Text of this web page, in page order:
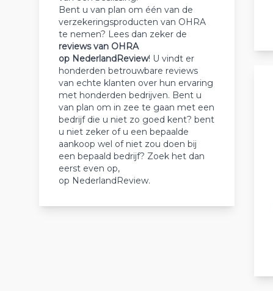
Bent u van plan om één van de
verzekeringsproducten van OHRA
te nemen? Lees dan zeker de
reviews van OHRA
op NederlandReview! U vindt er
honderden betrouwbare reviews
van echte klanten over hun ervaring
met honderden bedrijven. Bent u
van plan om in zee te gaan met een
bedrijf die u niet zo goed kent? bent
u niet zeker of u een bepaalde
aankoop wel of niet zou doen bij
een bepaald bedrijf? Zoek het dan
eerst even op,
op NederlandReview.